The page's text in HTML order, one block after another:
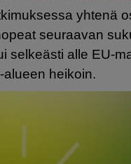
yhtenä
seuraavan
selkeästi alle EU-
alueen heikoin.